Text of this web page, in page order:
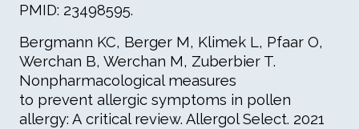
PMID: 23498595.
Bergmann KC, Berger M, Klimek L, Pfaar O,
Werchan B, Werchan M, Zuberbier T.
Nonpharmacological measures
to prevent allergic symptoms in pollen
allergy: A critical review. Allergol Select. 2021